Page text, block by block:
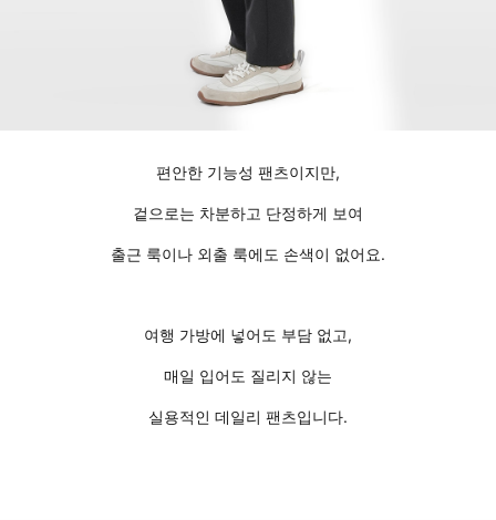
편안한 기능성 팬츠이지만,
겉으로는 차분하고 단정하게 보여
출근 룩이나 외출 룩에도 손색이 없어요.
여행 가방에 넣어도 부담 없고,
매일 입어도 질리지 않는
실용적인 데일리 팬츠입니다.